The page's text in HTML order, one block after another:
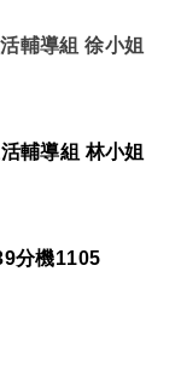
輔導組 徐小姐
輔導組 林小姐
分機1105